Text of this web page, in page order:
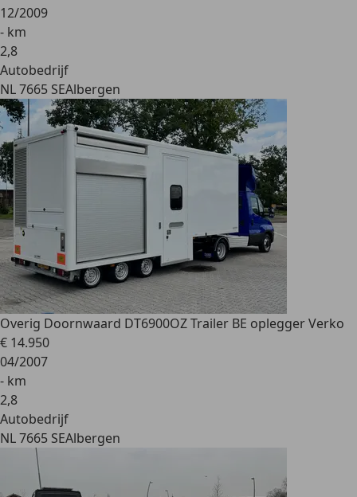
12/2009
- km
2,8
Autobedrijf
NL 7665 SEAlbergen
Overig Doornwaard DT6900OZ Trailer BE oplegger Verko
€ 14.950
04/2007
- km
2,8
Autobedrijf
NL 7665 SEAlbergen